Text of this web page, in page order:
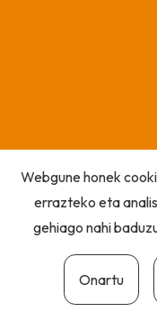
Webgune honek
errazteko eta
gehiago nahi
Onartu